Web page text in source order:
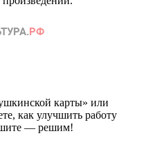
карты» или
как улучшить работу
— решим!